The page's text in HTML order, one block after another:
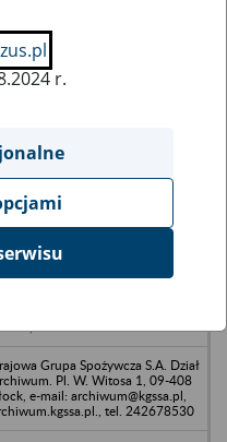
Budownictwa
Grupa Spożywcza S.A. Dział
Pl. W. Witosa 1, 09-408
e-mail: archiwum@kgssa.pl,
tel. 242678530
r.